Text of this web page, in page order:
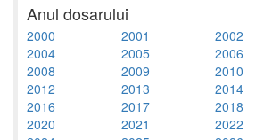
Anul dosarului
2000 2001 2002
2004
2005 2006
2008
2009 2010
2012
2013 2014
2016
2017 2018
2020
2021 2022